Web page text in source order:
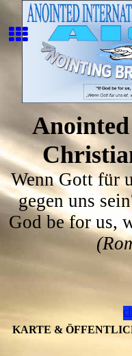
Wenn Gott für
gegen uns
God be for us,
KARTE &